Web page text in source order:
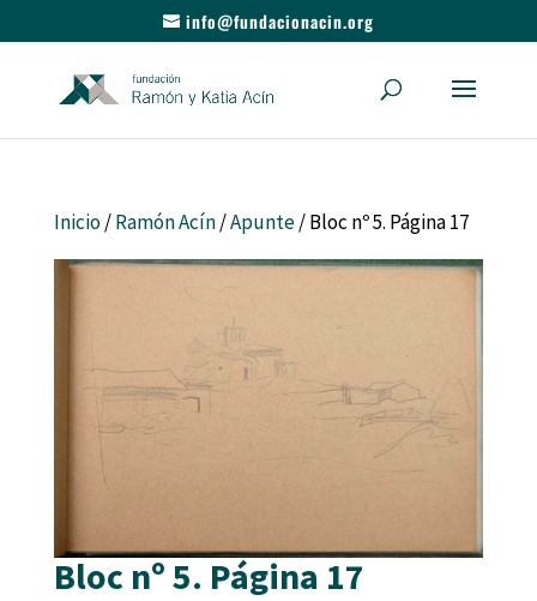
info@fundacionacin.org
Inicio/Ramón Acín/Apunte/ Bloc nº 5. Página 17
Bloc nº 5. Página 17